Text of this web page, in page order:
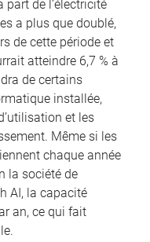
part de l’électricité
a plus que doublé,
de cette période et
atteindre 6,7 % à
de certains
installée,
et les
Même si les
chaque année
la société de
AI, la capacité
an, ce qui fait